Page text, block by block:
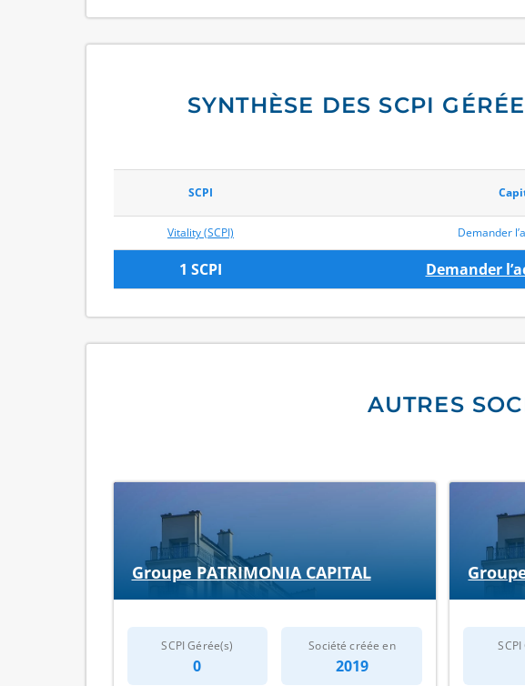
SYNTHÈSE DES SCPI
SCPI
Vitality (SCPI) Demander
1 SCPI Demander
AUTRES
Groupe PATRIMONIA CAPITAL
SCPI Gérée(s)
0
Société créée en
2019